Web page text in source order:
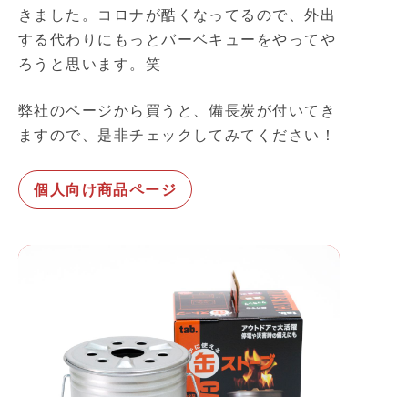
きました。コロナが酷くなってるので、外出
する代わりにもっとバーベキューをやってや
ろうと思います。笑
弊社のページから買うと、備長炭が付いてき
ますので、是非チェックしてみてください！
個人向け商品ページ